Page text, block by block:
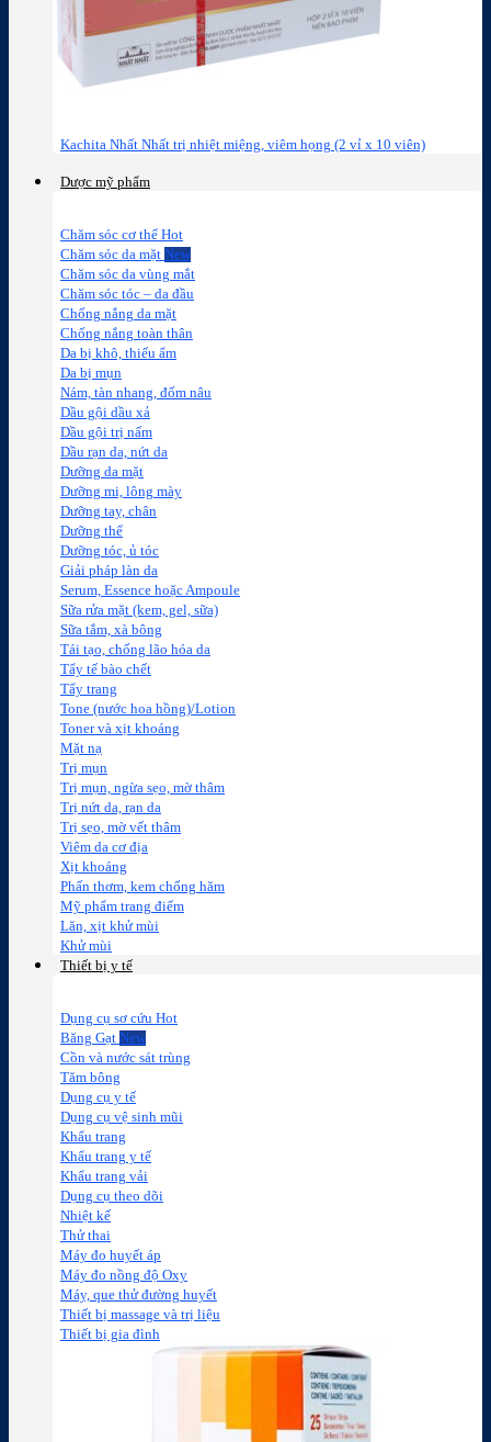
Kachita Nhất Nhất trị nhiệt miệng, viêm họng (2 vỉ x 10 viên)
Dược mỹ phẩm
Chăm sóc cơ thể
Chăm sóc da mặt
Chăm sóc da vùng mắt
Chăm sóc tóc – da đầu
Chống nắng da mặt
Chống nắng toàn thân
Da bị khô, thiếu ẩm
Da bị mụn
Nám, tàn nhang, đốm nâu
Dầu gội dầu xả
Dầu gội trị nấm
Dầu rạn da, nứt da
Dưỡng da mặt
Dưỡng mi, lông mày
Dưỡng tay, chân
Dưỡng thể
Dưỡng tóc, ủ tóc
Giải pháp làn da
Serum, Essence hoặc Ampoule
Sữa rửa mặt (kem, gel, sữa)
Sữa tắm, xà bông
Tái tạo, chống lão hóa da
Tẩy tế bào chết
Tẩy trang
Tone (nước hoa hồng)/Lotion
Toner và xịt khoáng
Mặt nạ
Trị mụn
Trị mụn, ngừa sẹo, mờ thâm
Trị nứt da, rạn da
Trị sẹo, mờ vết thâm
Viêm da cơ địa
Xịt khoáng
Phấn thơm, kem chống hăm
Mỹ phẩm trang điểm
Lăn, xịt khử mùi
Khử mùi
Thiết bị y tế
Dụng cụ sơ cứu
Băng Gạt
Cồn và nước sát trùng
Tăm bông
Dụng cụ y tế
Dụng cụ vệ sinh mũi
Khẩu trang
Khẩu trang y tế
Khẩu trang vải
Dụng cụ theo dõi
Nhiệt kế
Thử thai
Máy đo huyết áp
Máy đo nồng độ Oxy
Máy, que thử đường huyết
Thiết bị massage và trị liệu
Thiết bị gia đình